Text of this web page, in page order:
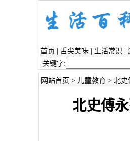
首页 舌尖美味| 生活常识
关键字:
网站首页 > 儿童教育> 北史
北史傅